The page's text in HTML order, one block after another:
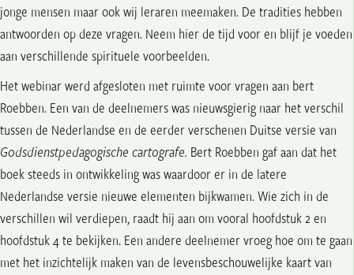
jonge mensen maar ook wij leraren meemaken. De tradities hebben
antwoorden op deze vragen. Neem hier de tijd voor en blijf je voeden
aan verschillende spirituele voorbeelden.
Het webinar werd afgesloten met ruimte voor vragen aan bert
Roebben. Een van de deelnemers was nieuwsgierig naar het verschil
tussen de Nederlandse en de eerder verschenen Duitse versie van
Godsdienstpedagogische cartografie. Bert Roebben gaf aan dat het
boek steeds in ontwikkeling was waardoor er in de latere
Nederlandse versie nieuwe elementen bijkwamen. Wie zich in de
verschillen wil verdiepen, raadt hij aan om vooral hoofdstuk 2 en
hoofdstuk 4 te bekijken. Een andere deelnemer vroeg hoe om te gaan
met het inzichtelijk maken van de levensbeschouwelijke kaart van